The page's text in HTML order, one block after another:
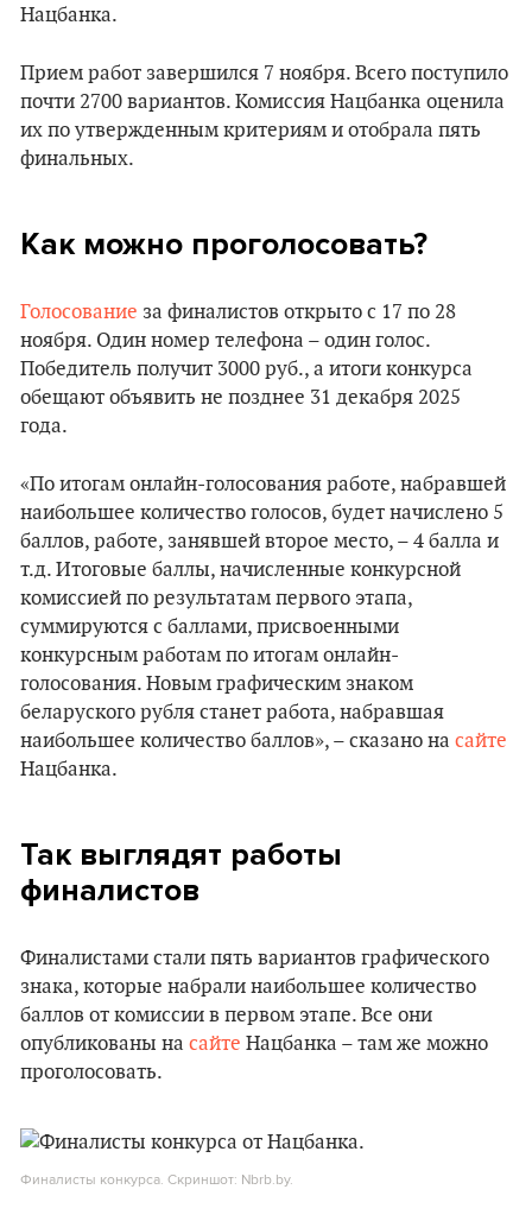
Нацбанка.
Прием работ завершился 7 ноября. Всего поступило
почти 2700 вариантов. Комиссия Нацбанка оценила
их по утвержденным критериям и отобрала пять
финальных.
Как можно проголосовать?
Голосование за финалистов открыто с 17 по 28
ноября. Один номер телефона – один голос.
Победитель получит 3000 руб., а итоги конкурса
обещают объявить не позднее 31 декабря 2025
года.
«По итогам онлайн-голосования работе, набравшей
наибольшее количество голосов, будет начислено 5
баллов, работе, занявшей второе место, – 4 балла и
т.д. Итоговые баллы, начисленные конкурсной
комиссией по результатам первого этапа,
суммируются с баллами, присвоенными
конкурсным работам по итогам онлайн-
голосования. Новым графическим знаком
беларуского рубля станет работа, набравшая
наибольшее количество баллов», – сказано на сайте
Нацбанка.
Так выглядят работы
финалистов
Финалистами стали пять вариантов графического
знака, которые набрали наибольшее количество
баллов от комиссии в первом этапе. Все они
опубликованы на сайте Нацбанка – там же можно
проголосовать.
Финалисты конкурса. Скриншот: Nbrb.by.